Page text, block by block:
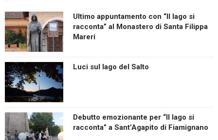
Ultimo appuntamento con “Il lago si
racconta” al Monastero di Santa Filippa
Mareri
Luci sul lago del Salto
Debutto emozionante per “Il lago si
racconta” a Sant’Agapito di Fiamignano